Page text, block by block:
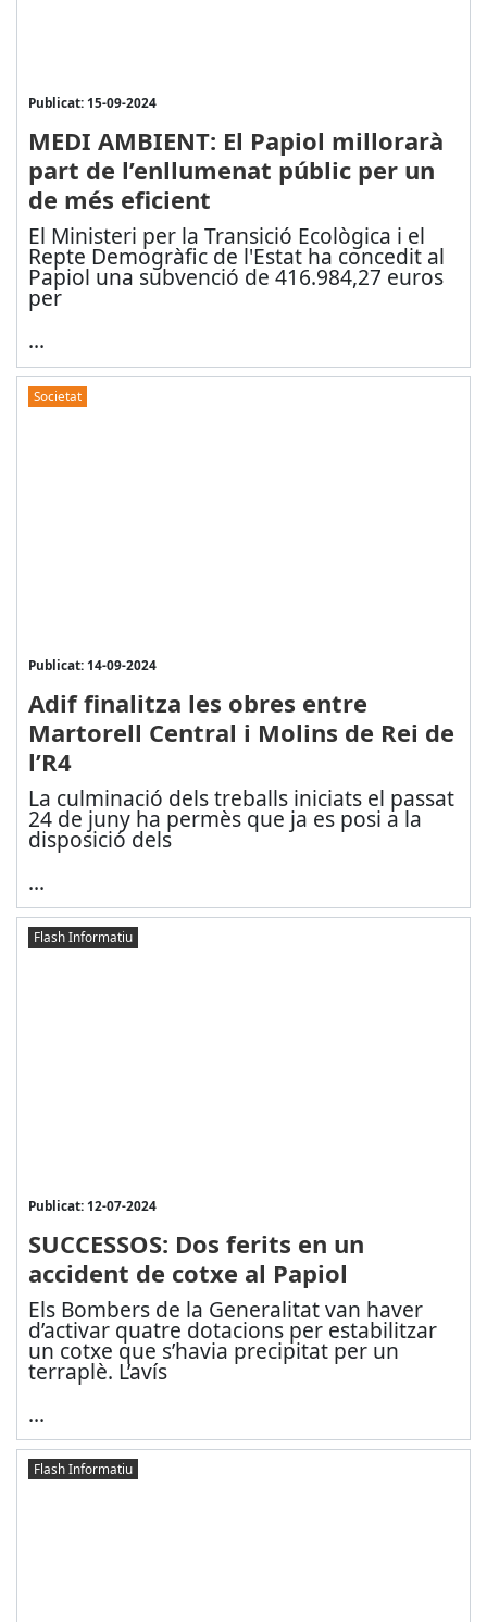
Publicat: 15-09-2024
MEDI AMBIENT: El Papiol millorarà
part de l’enllumenat públic per un
de més eficient
El Ministeri per la Transició Ecològica i el
Repte Demogràfic de l'Estat ha concedit al
Papiol una subvenció de 416.984,27 euros
per
...
Societat
Publicat: 14-09-2024
Adif finalitza les obres entre
Martorell Central i Molins de Rei de
l’R4
La culminació dels treballs iniciats el passat
24 de juny ha permès que ja es posi a la
disposició dels
...
Flash Informatiu
Publicat: 12-07-2024
SUCCESSOS: Dos ferits en un
accident de cotxe al Papiol
Els Bombers de la Generalitat van haver
d’activar quatre dotacions per estabilitzar
un cotxe que s’havia precipitat per un
terraplè. L’avís
...
Flash Informatiu